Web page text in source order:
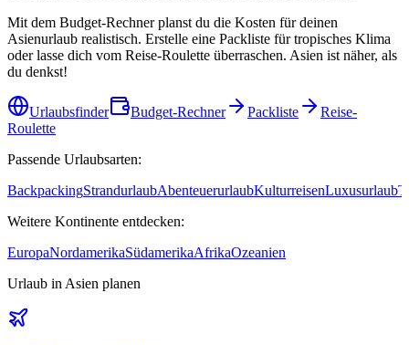
Mit dem Budget-Rechner planst du die Kosten für deinen
Asienurlaub realistisch. Erstelle eine Packliste für tropisches Klima
oder lasse dich vom Reise-Roulette überraschen. Asien ist näher, als
du denkst!
Urlaubsfinder Budget-Rechner Packliste
Reise-
Roulette
Passende Urlaubsarten:
BackpackingStrandurlaubAbenteuerurlaubKulturreisenLuxusurlaub
Weitere Kontinente entdecken:
EuropaNordamerikaSüdamerikaAfrikaOzeanien
Urlaub in Asien planen